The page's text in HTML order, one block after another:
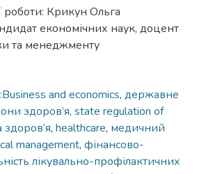
роботи: Крикун Ольга
економічних наук, доцент
та менеджменту
and economics, державне
здоров’я, state regulation of
, healthcare, медичний
management, фінансово-
лікувально-профілактичних